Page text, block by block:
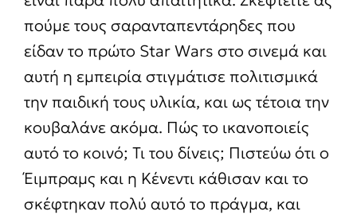
πούμε τους σαρανταπεντάρηδες που
είδαν το πρώτο Star Wars στο σινεμά και
αυτή η εμπειρία στιγμάτισε πολιτισμικά
την παιδική τους υλικία, και ως τέτοια την
κουβαλάνε ακόμα. Πώς το ικανοποιείς
αυτό το κοινό; Τι του δίνεις; Πιστεύω ότι ο
Έιμπραμς και η Κένεντι κάθισαν και το
σκέφτηκαν πολύ αυτό το πράγμα, και